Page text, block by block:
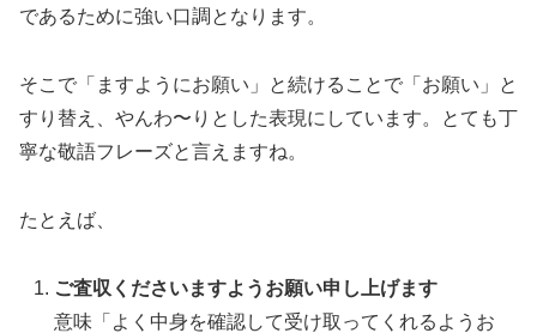
であるために強い口調となります。
そこで「ますようにお願い」と続けることで「お願い」と
すり替え、やんわ〜りとした表現にしています。とても丁
寧な敬語フレーズと言えますね。
たとえば、
ご査収くださいますようお願い申し上げます
意味「よく中身を確認して受け取ってくれるようお